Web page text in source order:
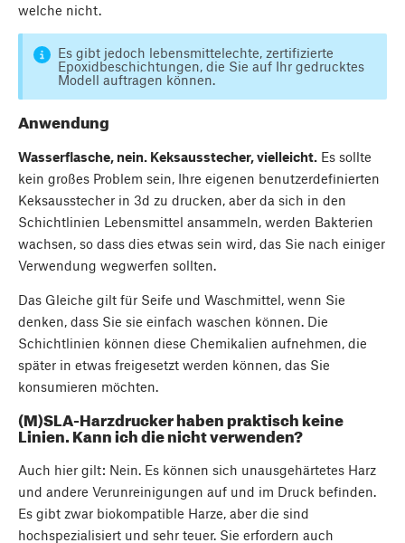
welche nicht.
Es gibt jedoch lebensmittelechte, zertifizierte
Epoxidbeschichtungen, die Sie auf Ihr gedrucktes
Modell auftragen können.
Anwendung
Wasserflasche, nein. Keksausstecher, vielleicht. Es sollte
kein großes Problem sein, Ihre eigenen benutzerdefinierten
Keksausstecher in 3d zu drucken, aber da sich in den
Schichtlinien Lebensmittel ansammeln, werden Bakterien
wachsen, so dass dies etwas sein wird, das Sie nach einiger
Verwendung wegwerfen sollten.
Das Gleiche gilt für Seife und Waschmittel, wenn Sie
denken, dass Sie sie einfach waschen können. Die
Schichtlinien können diese Chemikalien aufnehmen, die
später in etwas freigesetzt werden können, das Sie
konsumieren möchten.
(M)SLA-Harzdrucker haben praktisch keine
Linien. Kann ich die nicht verwenden?
Auch hier gilt: Nein. Es können sich unausgehärtetes Harz
und andere Verunreinigungen auf und im Druck befinden.
Es gibt zwar biokompatible Harze, aber die sind
hochspezialisiert und sehr teuer. Sie erfordern auch